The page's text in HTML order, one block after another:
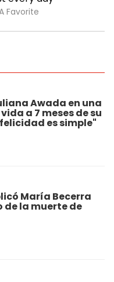
Awada en una
a 7 meses de su
es simple"
María Becerra
de la muerte de